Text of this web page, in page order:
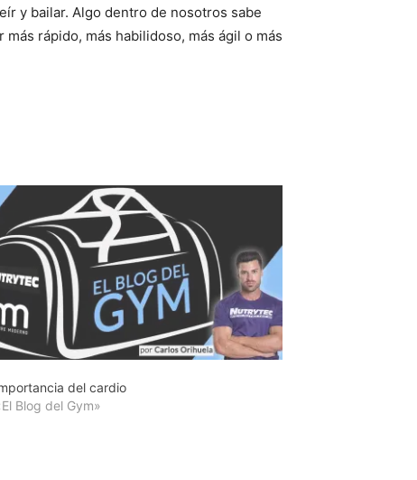
y bailar. Algo dentro de nosotros sabe
rápido, más habilidoso, más ágil o más
del cardio
Blog del Gym»